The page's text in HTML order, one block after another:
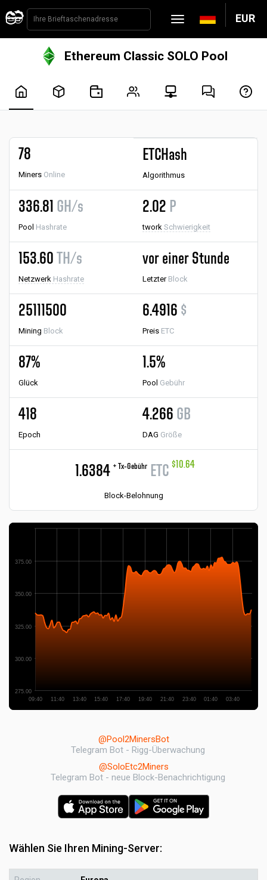
EUR
Ethereum Classic SOLO Pool
78
Miners Online
ETCHash
Algorithmus
336.81 GH/s
Pool Hashrate
2.02 P
twork Schwierigkeit
153.60 TH/s
Netzwerk Hashrate
vor einer Stunde
Letzter Block
25111500
Mining Block
6.4916 $
Preis ETC
87%
Glück
1.5%
Pool Gebühr
418
Epoch
4.266 GB
DAG Größe
1.6384 + Tx-Gebühr ETC $10.64
Block-Belohnung
09:40 11:40 13:40 15:40 17:40 19:40 21:40 23:40 01:40 03:40
275.00
300.00
325.00
350.00
375.00
@Pool2MinersBot
Telegram Bot - Rigg-Überwachung
@SoloEtc2Miners
Telegram Bot - neue Block-Benachrichtigung
Wählen Sie Ihren Mining-Server: